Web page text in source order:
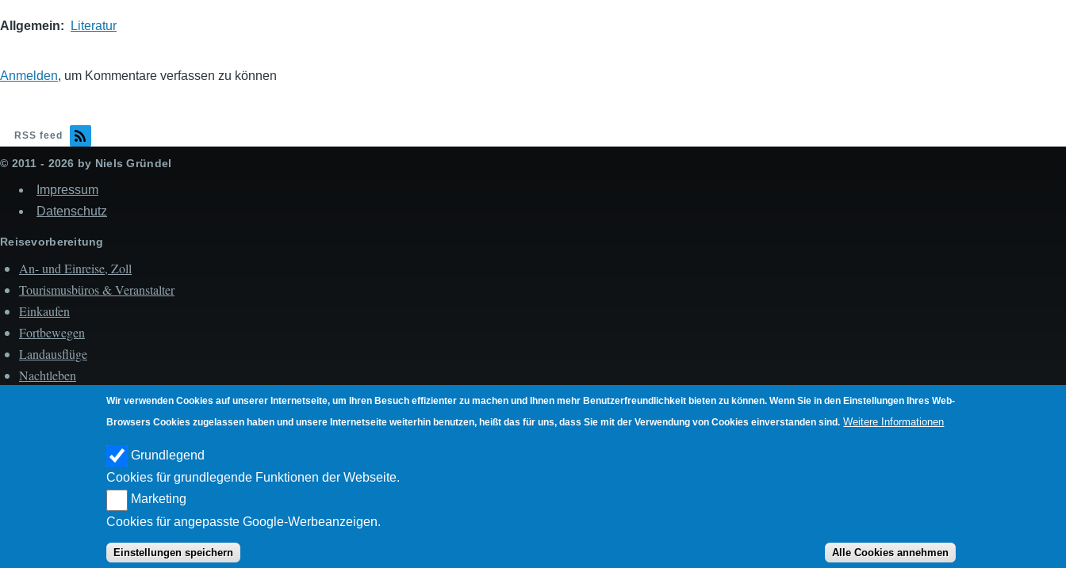
Allgemein Literatur
Anmelden, um Kommentare verfassen zu können
RSS feed
© 2011 - 2026 by Niels Gründel
Impressum
Datenschutz
Reisevorbereitung
An- und Einreise, Zoll
Tourismusbüros & Veranstalter
Einkaufen
Fortbewegen
Landausflüge
Nachtleben
Strand- & Wasserleben
Hauptstadt Roseau
Umgebung Roseaus
Südwesten der Insel
Ostküste der Insel
Westküste der Insel
Wir verwenden Cookies auf unserer Internetseite, um Ihren Besuch effizienter zu machen und Ihnen mehr Benutzerfreundlichkeit bieten zu können. Wenn Sie in den Einstellungen Ihres Web-
Browsers Cookies zugelassen haben und unsere Internetseite weiterhin benutzen, heißt das für uns, dass Sie mit der Verwendung von Cookies einverstanden sind. Weitere Informationen
Grundlegend
Cookies für grundlegende Funktionen der Webseite.
Marketing
Cookies für angepasste Google-Werbeanzeigen.
Einstellungen speichern Alle Cookies annehmen